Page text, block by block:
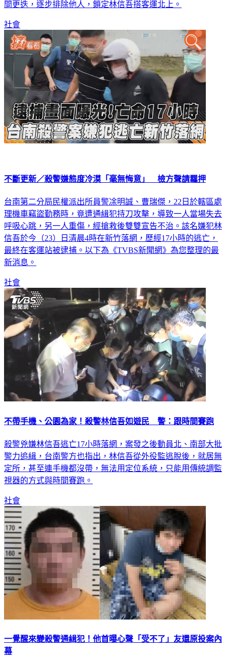
間更迭，逐步排除他人，鎖定林信吾搭客運北上。
社會
不斷更新／殺警嫌態度冷漠​​​​​​​「毫無悔意」 檢方聲請羈押
台南第二分局民權派出所員警凃明誠、曹瑞傑，22日於轄區處
理機車竊盜勤務時，竟遭通緝犯持刀攻擊，導致一人當場失去
呼吸心跳，另一人重傷，經搶救後雙雙宣告不治。該名嫌犯林
信吾於今（23）日清晨4時在新竹落網，歷經17小時的逃亡，
最終在客運站被逮捕。以下為《TVBS新聞網》為您整理的最
新消息。
社會
不帶手機、公園為家！殺警林信吾如遊民 警：跟時間賽跑
殺警兇嫌林信吾逃亡17小時落網，案發之後動員北、南部大批
警力追緝，台南警方也指出，林信吾從外役監逃脫後，就居無
定所，甚至連手機都沒帶，無法用定位系統，只能用傳統調監
視器的方式與時間賽跑。
社會
一覺醒來變殺警通緝犯！他首曝心聲「受不了」友還原投案內
幕